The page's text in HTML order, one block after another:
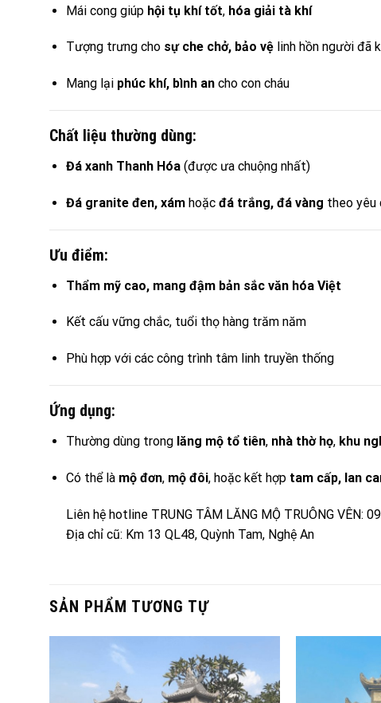
Mái cong giúp hội tụ khí tốt, hóa giải tà khí
Tượng trưng cho sự che chở, bảo vệlinh hồn người đã
Mang lại phúc khí, bình ancho con cháu
Chất liệu thường dùng:
Đá xanh Thanh Hóa(được ưa chuộng nhất)
Đá granite đen, xámhoặc đá trắng, đá vàng theo yêu
Ưu điểm:
Thẩm mỹ cao, mang đậm bản sắc văn hóa Việt
Kết cấu vững chắc, tuổi thọ hàng trăm năm
Phù hợp với các công trình tâm linh truyền thống
Ứng dụng:
Thường dùng trong lăng mộ tổ tiên, nhà thờ họ, khu
Có thể là mộ đơn, mộ đôi, hoặc kết hợp tam cấp, lan
Liên hệ hotline TRUNG TÂM LĂNG MỘ TRUÔNG VÊN:
Địa chỉ cũ: Km 13 QL48, Quỳnh Tam, Nghệ An
SẢN PHẨM TƯƠNG TỰ